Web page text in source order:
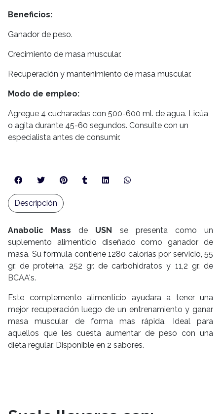
Beneficios:
Ganador de peso.
Crecimiento de masa muscular.
Recuperación y mantenimiento de masa muscular.
Modo de empleo:
Agregue 4 cucharadas con 500-600 ml. de agua. Licúa
o agita durante 45-60 segundos. Consulte con un
especialista antes de consumir.
Anabolic Mass de USN se presenta como un
suplemento alimenticio diseñado como ganador de
masa. Su formula contiene 1280 calorías por servicio, 55
gr. de proteína, 252 gr. de carbohidratos y 11,2 gr. de
BCAA's.
Este complemento alimenticio ayudara a tener una
mejor recuperación luego de un entrenamiento y ganar
masa muscular de forma mas rápida. Ideal para
aquellos que les cuesta aumentar de peso con una
dieta regular. Disponible en 2 sabores.
Descripción